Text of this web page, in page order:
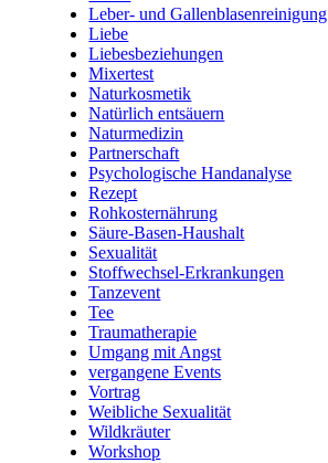
Leber- und Gallenblasenreinigung
Liebe
Liebesbeziehungen
Mixertest
Naturkosmetik
Natürlich entsäuern
Naturmedizin
Partnerschaft
Psychologische Handanalyse
Rezept
Rohkosternährung
Säure-Basen-Haushalt
Sexualität
Stoffwechsel-Erkrankungen
Tanzevent
Tee
Traumatherapie
Umgang mit Angst
vergangene Events
Vortrag
Weibliche Sexualität
Wildkräuter
Workshop